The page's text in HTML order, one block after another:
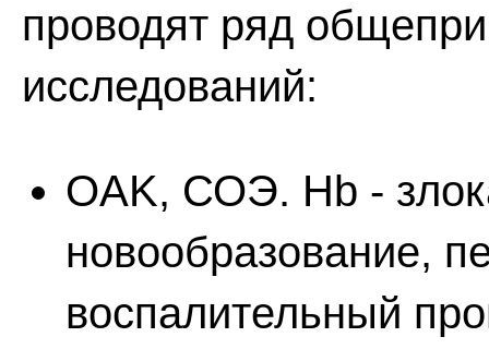
проводят ряд
исследований:
OAK, СОЭ. Hb -
новообразование,
воспалительный